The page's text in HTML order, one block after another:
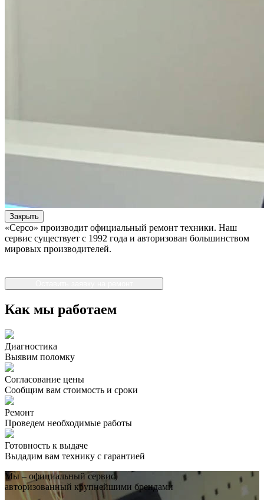
Закрыть
«Серсо» производит официальный ремонт техники. Наш
сервис существует с 1992 года и авторизован большинством
мировых производителей.
Как мы работаем
Диагностика
Выявим поломку
Согласование цены
Сообщим вам стоимость и сроки
Ремонт
Проведем необходимые работы
Готовность к выдаче
Выдадим вам технику с гарантией
Мы – официальный сервис,
авторизованный крупнейшими брендами